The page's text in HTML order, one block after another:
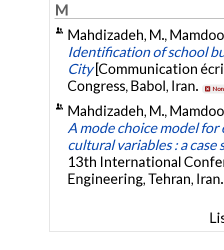
M
Mahdizadeh, M.,
Identification of school
City [Communication
Congress, Babol, Iran.
Mahdizadeh, M.,
A mode choice model
cultural variables : a case
13th International
Engineering, Tehran,